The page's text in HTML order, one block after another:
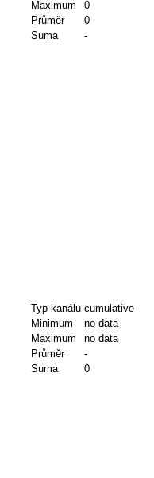
Maximum
0
Průměr
0
Suma
-
Typ kanálu cumulative
Minimum
no data
Maximum
no data
Průměr
-
Suma
0